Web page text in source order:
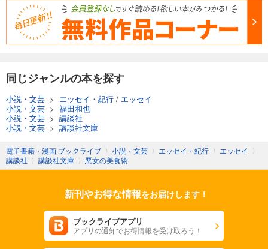
同じジャンルの本を探す
小説・文芸 > エッセイ・紀行 / エッセイ
小説・文芸 > 福田和也
小説・文芸 > 講談社
小説・文芸 > 講談社文庫
電子書籍・漫画 ブックライブ 〉 小説・文芸 〉 エッセイ・紀行 〉 エッセイ 〉
講談社 〉 講談社文庫 〉 悪女の美食術
新刊やお得な情報をお届けします！
ブックライブアプリ
アプリの通知でお得情報を受け取ろう！